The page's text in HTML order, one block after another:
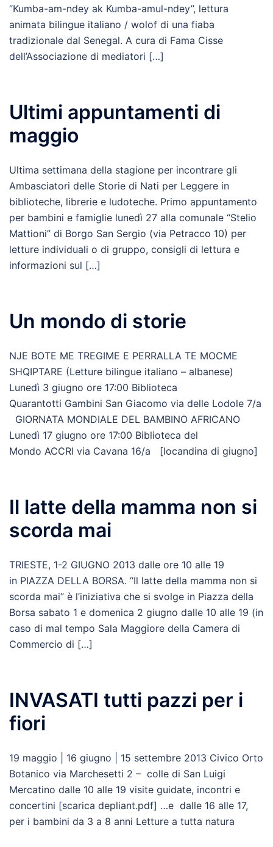
“Kumba-am-ndey ak Kumba-amul-ndey”, lettura
animata bilingue italiano / wolof di una fiaba
tradizionale dal Senegal. A cura di Fama Cisse
dell’Associazione di mediatori […]
Ultimi appuntamenti di
maggio
Ultima settimana della stagione per incontrare gli
Ambasciatori delle Storie di Nati per Leggere in
biblioteche, librerie e ludoteche. Primo appuntamento
per bambini e famiglie lunedì 27 alla comunale “Stelio
Mattioni” di Borgo San Sergio (via Petracco 10) per
letture individuali o di gruppo, consigli di lettura e
informazioni sul […]
Un mondo di storie
NJE BOTE ME TREGIME E PERRALLA TE MOCME
SHQIPTARE (Letture bilingue italiano – albanese)
Lunedì 3 giugno ore 17:00 Biblioteca
Quarantotti Gambini San Giacomo via delle Lodole 7/a
GIORNATA MONDIALE DEL BAMBINO AFRICANO
Lunedì 17 giugno ore 17:00 Biblioteca del
Mondo ACCRI via Cavana 16/a [locandina di giugno]
Il latte della mamma non si
scorda mai
TRIESTE, 1-2 GIUGNO 2013 dalle ore 10 alle 19
in PIAZZA DELLA BORSA. “Il latte della mamma non si
scorda mai” è l’iniziativa che si svolge in Piazza della
Borsa sabato 1 e domenica 2 giugno dalle 10 alle 19 (in
caso di mal tempo Sala Maggiore della Camera di
Commercio di […]
INVASATI tutti pazzi per i
fiori
19 maggio | 16 giugno | 15 settembre 2013 Civico Orto
Botanico via Marchesetti 2 – colle di San Luigi
Mercatino dalle 10 alle 19 visite guidate, incontri e
concertini [scarica depliant.pdf] …e dalle 16 alle 17,
per i bambini da 3 a 8 anni Letture a tutta natura